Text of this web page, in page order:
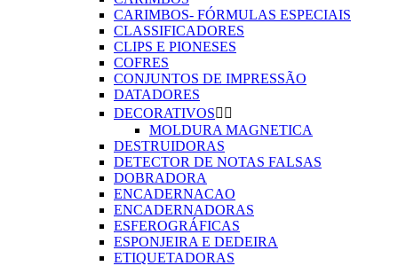
CARIMBOS- FÓRMULAS ESPECIAIS
CLASSIFICADORES
CLIPS E PIONESES
COFRES
CONJUNTOS DE IMPRESSÃO
DATADORES
DECORATIVOS 
MOLDURA MAGNETICA
DESTRUIDORAS
DETECTOR DE NOTAS FALSAS
DOBRADORA
ENCADERNACAO
ENCADERNADORAS
ESFEROGRÁFICAS
ESPONJEIRA E DEDEIRA
ETIQUETADORAS